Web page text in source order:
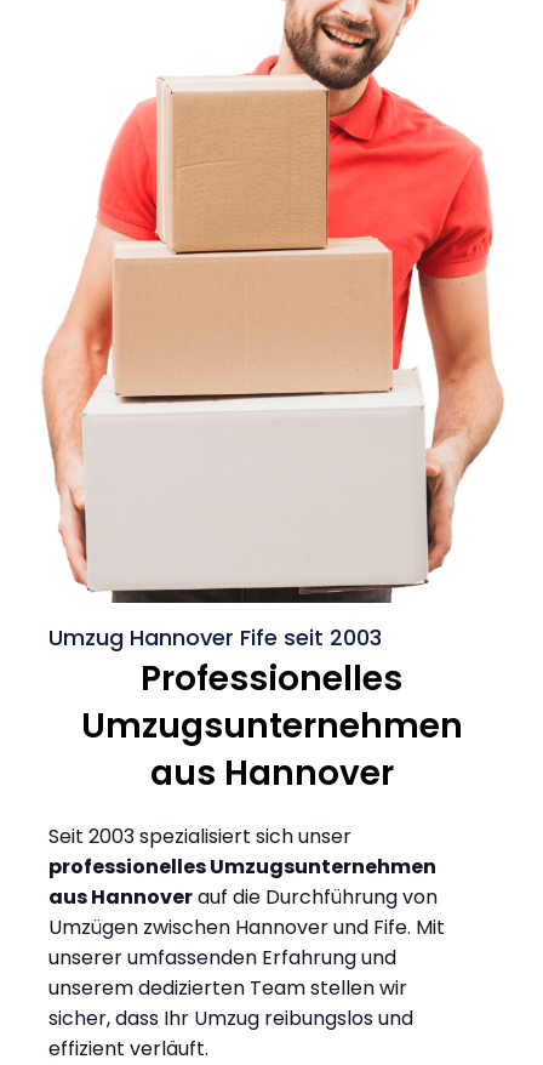
Umzug Hannover Fife seit 2003
Professionelles
Umzugsunternehmen
aus Hannover
Seit 2003 spezialisiert sich unser
professionelles Umzugsunternehmen
aus Hannoverauf die Durchführung von
Umzügen zwischen Hannover und Fife. Mit
unserer umfassenden Erfahrung und
unserem dedizierten Team stellen wir
sicher, dass Ihr Umzug reibungslos und
effizient verläuft.